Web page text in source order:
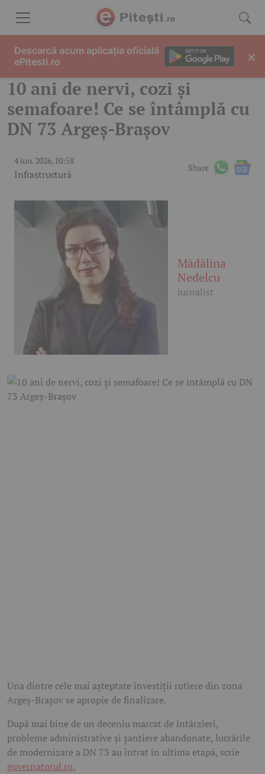
10 ani de nervi, cozi și
semafoare! Ce se întâmplă cu
DN 73 Argeș-Brașov
4 iun. 2026, 10:58
Infrastructură
Share
Mădălina
Nedelcu
jurnalist
Una dintre cele mai așteptate investiții rutiere din zona
Argeș-Brașov se apropie de finalizare.
După mai bine de un deceniu marcat de întârzieri,
probleme administrative și șantiere abandonate, lucrările
de modernizare a DN 73 au intrat în ultima etapă, scrie
guvernatorul.ro.
Descarcă acum aplicația oficială
ePitesti.ro
×